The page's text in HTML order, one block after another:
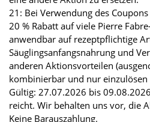
21: Bei Verwendung des
20 % Rabatt auf viele Pierre
anwendbar auf rezeptpflichtige
Säuglingsanfangsnahrung und
anderen Aktionsvorteilen
kombinierbar und nur
Gültig: 27.07.2026 bis
reicht. Wir behalten uns vor, die
Keine Barauszahlung.